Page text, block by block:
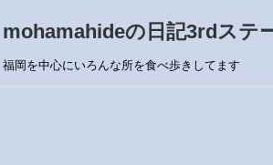
mohamahideの日記3rdステ
福岡を中心にいろんな所を食べ歩きしてます